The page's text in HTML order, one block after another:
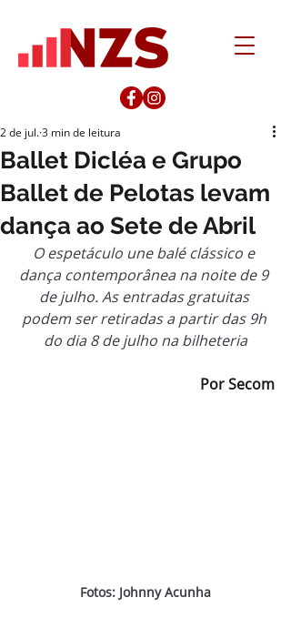
Ballet Dicléa e Grupo
Ballet de Pelotas levam
dança ao Sete de Abril
2 de jul.3 min de leitura
O espetáculo une balé clássico e
dança contemporânea na noite de 9
de julho. As entradas gratuitas
podem ser retiradas a partir das 9h
do dia 8 de julho na bilheteria
Por Secom
Fotos: Johnny Acunha